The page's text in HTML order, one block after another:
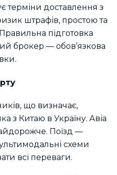
терміни доставлення з
штрафів, простою та
підготовка
брокер — обов’язкова
що визначає,
з Китаю в Україну. Авіа
Поїзд —
схеми
всі переваги.